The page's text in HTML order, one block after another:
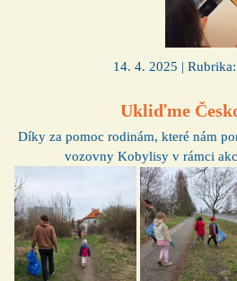
14. 4. 2025 | Rubrika:
Ukliďme
Díky za pomoc rodinám, které nám
vozovny Kobylisy v rámci